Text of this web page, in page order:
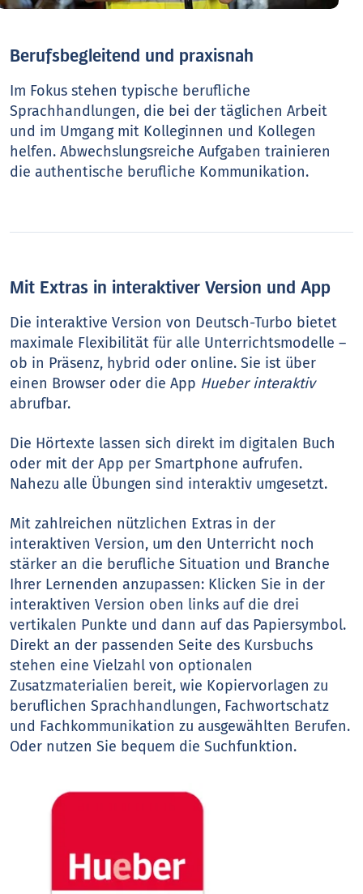
Berufsbegleitend und praxisnah
Im Fokus stehen typische berufliche
Sprachhandlungen, die bei der täglichen Arbeit
und im Umgang mit Kolleginnen und Kollegen
helfen. Abwechslungsreiche Aufgaben trainieren
die authentische berufliche Kommunikation.
Mit Extras in interaktiver Version und App
Die interaktive Version von Deutsch-Turbo bietet
maximale Flexibilität für alle Unterrichtsmodelle –
ob in Präsenz, hybrid oder online. Sie ist über
einen Browser oder die App Hueber interaktiv
abrufbar.
Die Hörtexte lassen sich direkt im digitalen Buch
oder mit der App per Smartphone aufrufen.
Nahezu alle Übungen sind interaktiv umgesetzt.
Mit zahlreichen nützlichen Extras in der
interaktiven Version, um den Unterricht noch
stärker an die berufliche Situation und Branche
Ihrer Lernenden anzupassen: Klicken Sie in der
interaktiven Version oben links auf die drei
vertikalen Punkte und dann auf das Papiersymbol.
Direkt an der passenden Seite des Kursbuchs
stehen eine Vielzahl von optionalen
Zusatzmaterialien bereit, wie Kopiervorlagen zu
beruflichen Sprachhandlungen, Fachwortschatz
und Fachkommunikation zu ausgewählten Berufen.
Oder nutzen Sie bequem die Suchfunktion.